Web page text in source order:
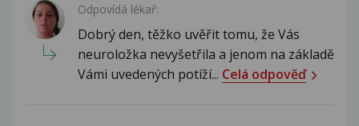
Odpovídá lékař:
Dobrý den, těžko uvěřit tomu, že Vás
neuroložka nevyšetřila a jenom na základě
Vámi uvedených potíží... Celá odpověď